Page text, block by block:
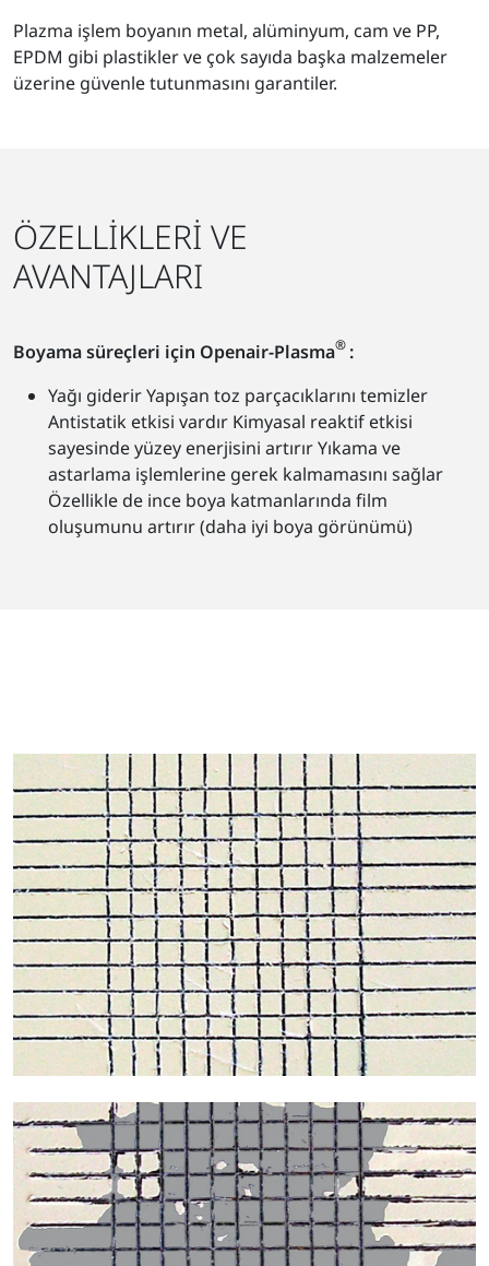
Plazma işlem boyanın metal, alüminyum, cam ve PP,
EPDM gibi plastikler ve çok sayıda başka malzemeler
üzerine güvenle tutunmasını garantiler.
ÖZELLİKLERİ VE
AVANTAJLARI
Boyama süreçleri için Openair-Plasma® :
Yağı giderir Yapışan toz parçacıklarını temizler
Antistatik etkisi vardır Kimyasal reaktif etkisi
sayesinde yüzey enerjisini artırır Yıkama ve
astarlama işlemlerine gerek kalmamasını sağlar
Özellikle de ince boya katmanlarında film
oluşumunu artırır (daha iyi boya görünümü)